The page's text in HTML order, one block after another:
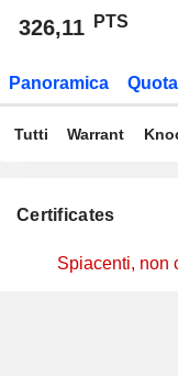
326,11 PTS
Panoramica
Tutti Warrant
Certificates
Spiacenti, non